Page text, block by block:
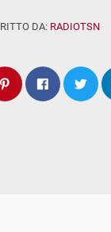
DA: RADIOTSN